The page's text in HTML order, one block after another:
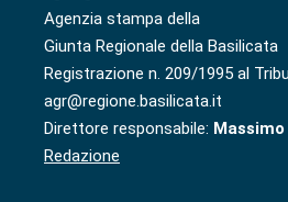
Agenzia stampa della
Giunta Regionale della Basilicata
Registrazione n. 209/1995 al
agr@regione.basilicata.it
Direttore responsabile:
Redazione